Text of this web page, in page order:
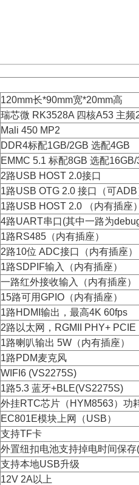
120mm长*90mm宽*20mm高
瑞芯微 RK3528A 四核A53 主频
Mali 450 MP2
DDR4标配1GB/2GB 选配4GB
EMMC 5.1 标配8GB 选配
2路USB HOST 2.0接口
1路USB OTG 2.0 接口（可ADB
1路USB HOST 2.0 （内有插座
4路UART串口(其中一路为
1路RS485（内有插座）
2路10位 ADC接口（内有插座）
1路SDPIF输入（内有插座）
一路红外接收输入（内有插座）
15路可用GPIO（内有插座）
1路HDMI输出，最高4K 60fps
2路以太网，RGMII PHY+ PCIE
1路喇叭输出 5W（内有插座）
1路PDM麦克风
WIFI6 (VS2275S)
1路5.3 蓝牙+BLE(VS2275S)
外挂RTC芯片 （HYM8563）功
EC801E模块上网（USB）
支持TF卡
外置纽扣电池支持掉电时间保
支持本地USB升级
12V 2A以上